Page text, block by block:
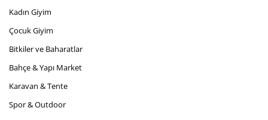
Kadın Giyim
Çocuk Giyim
Bitkiler ve Baharatlar
Bahçe & Yapı Market
Karavan & Tente
Spor & Outdoor